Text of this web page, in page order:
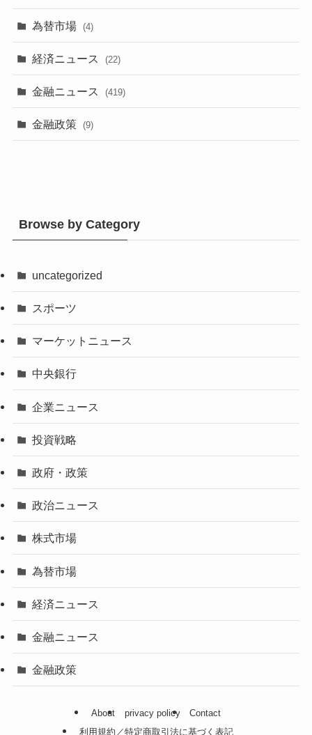
為替市場 (4)
経済ニュース (22)
金融ニュース (419)
金融政策 (9)
Browse by Category
uncategorized
スポーツ
マーケットニュース
中央銀行
企業ニュース
投資戦略
政府・政策
政治ニュース
株式市場
為替市場
経済ニュース
金融ニュース
金融政策
About privacy policy
Contact
利用規約／特定商取引法に基づく表記